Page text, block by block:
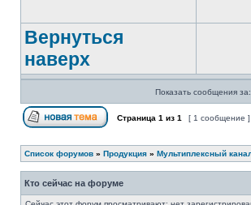
Вернуться
наверх
Показать сообщения за:
Страница 1 из 1 [ 1 сообщение ]
Список форумов » Продукция » Мультиплексный
Кто сейчас на форуме